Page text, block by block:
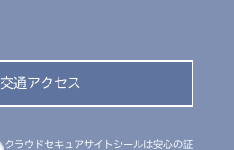
交通アクセス
クラウドセキュアサイトシールは安心の証